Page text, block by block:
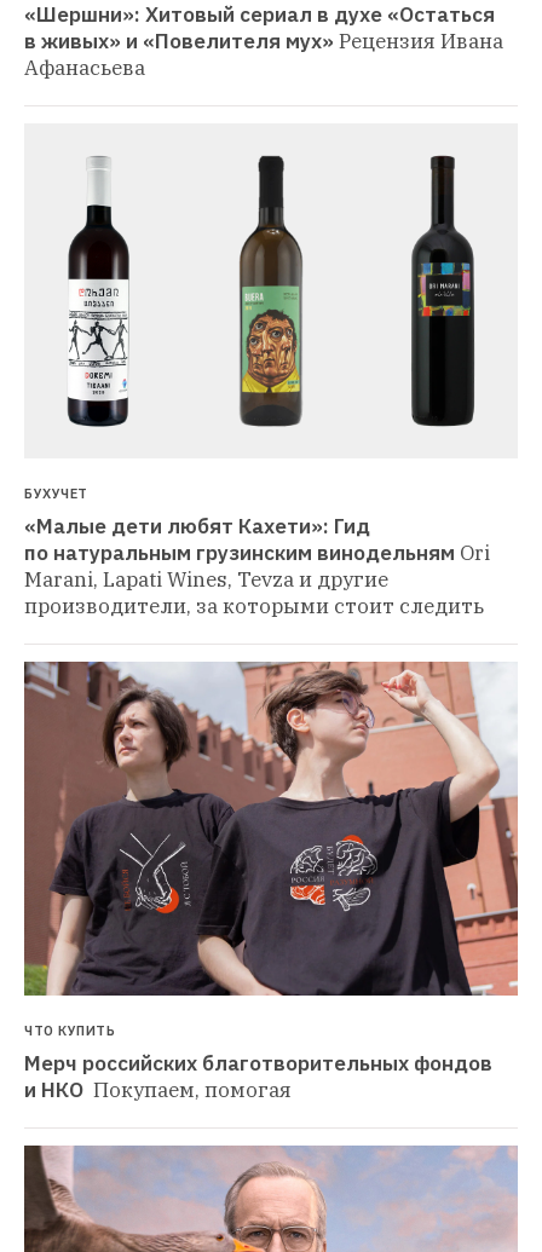
«Шершни»: Хитовый сериал в духе «Остаться
в живых» и «Повелителя мух» Рецензия Ивана
Афанасьева
БУХУЧЕТ
«Малые дети любят Кахети»: Гид
по натуральным грузинским винодельням Ori
Marani, Lapati Wines, Tevza и другие
производители, за которыми стоит следить
ЧТО КУПИТЬ
Мерч российских благотворительных фондов
и НКО Покупаем, помогая